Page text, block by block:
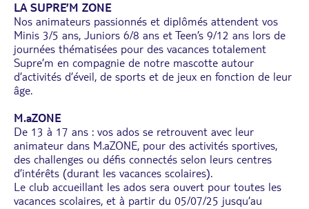
LA SUPRE’M ZONE
Nos animateurs passionnés et diplômés attendent vos
Minis 3/5 ans, Juniors 6/8 ans et Teen’s 9/12 ans lors de
journées thématisées pour des vacances totalement
Supre’m en compagnie de notre mascotte autour
d’activités d’éveil, de sports et de jeux en fonction de leur
âge.
M.aZONE
De 13 à 17 ans : vos ados se retrouvent avec leur
animateur dans M.aZONE, pour des activités sportives,
des challenges ou défis connectés selon leurs centres
d’intérêts (durant les vacances scolaires).
Le club accueillant les ados sera ouvert pour toutes les
vacances scolaires, et à partir du 05/07/25 jusqu’au